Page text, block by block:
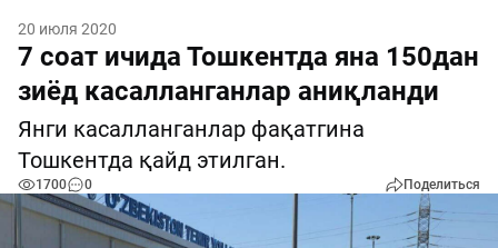
20 июля 2020
7 соат ичида Тошкентда яна 150дан
зиёд касалланганлар аниқланди
Янги касалланганлар фақатгина
Тошкентда қайд этилган.
1700 0 Поделиться